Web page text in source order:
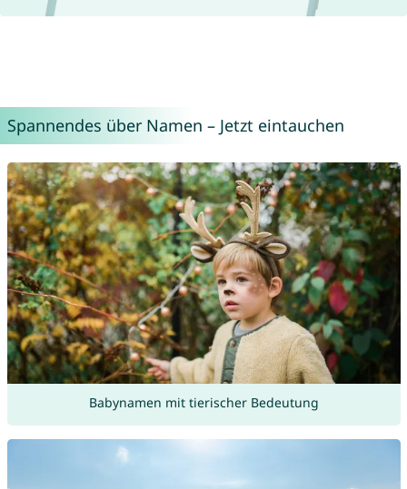
Spannendes über Namen – Jetzt eintauchen
Babynamen mit tierischer Bedeutung